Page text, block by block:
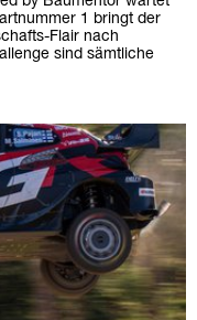
1 bringt der
Flair nach
sind sämtliche